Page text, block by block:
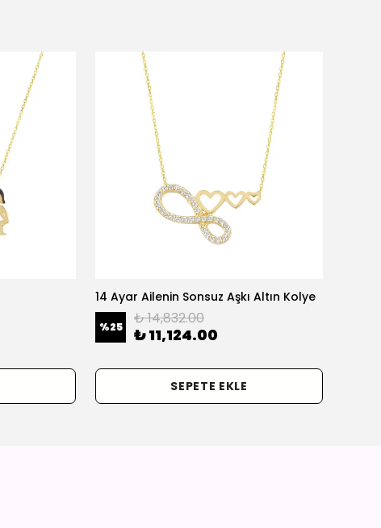
14 Ayar Ailenin Sonsuz Aşkı Altın Kolye
%25 ₺ 14,832.00
₺ 11,124.00
SEPETE EKLE